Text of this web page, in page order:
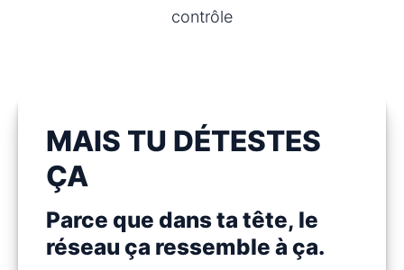
contrôle
MAIS TU DÉTESTES
ÇA
Parce que dans ta tête, le
réseau ça ressemble à ça.